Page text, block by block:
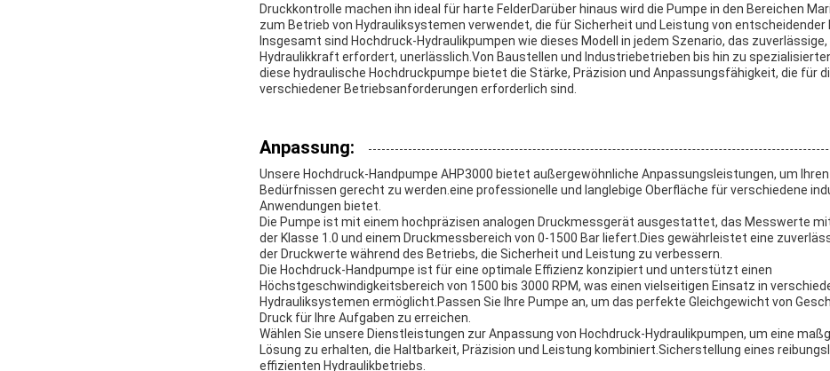
Druckkontrolle machen ihn ideal für harte FelderDarüber hinaus wird die Pumpe in den Bereichen
zum Betrieb von Hydrauliksystemen verwendet, die für Sicherheit und Leistung von entscheidender
Insgesamt sind Hochdruck-Hydraulikpumpen wie dieses Modell in jedem Szenario, das
Hydraulikkraft erfordert, unerlässlich.Von Baustellen und Industriebetrieben bis hin zu
diese hydraulische Hochdruckpumpe bietet die Stärke, Präzision und Anpassungsfähigkeit, die für
verschiedener Betriebsanforderungen erforderlich sind.
Anpassung:
Unsere Hochdruck-Handpumpe AHP3000 bietet außergewöhnliche Anpassungsleistungen, um
Bedürfnissen gerecht zu werden.eine professionelle und langlebige Oberfläche für verschiedene
Anwendungen bietet.
Die Pumpe ist mit einem hochpräzisen analogen Druckmessgerät ausgestattet, das Messwerte
der Klasse 1.0 und einem Druckmessbereich von 0-1500 Bar liefert.Dies gewährleistet eine
der Druckwerte während des Betriebs, die Sicherheit und Leistung zu verbessern.
Die Hochdruck-Handpumpe ist für eine optimale Effizienz konzipiert und unterstützt einen
Höchstgeschwindigkeitsbereich von 1500 bis 3000 RPM, was einen vielseitigen Einsatz in
Hydrauliksystemen ermöglicht.Passen Sie Ihre Pumpe an, um das perfekte Gleichgewicht von
Druck für Ihre Aufgaben zu erreichen.
Wählen Sie unsere Dienstleistungen zur Anpassung von Hochdruck-Hydraulikpumpen, um eine
Lösung zu erhalten, die Haltbarkeit, Präzision und Leistung kombiniert.Sicherstellung eines
effizienten Hydraulikbetriebs.